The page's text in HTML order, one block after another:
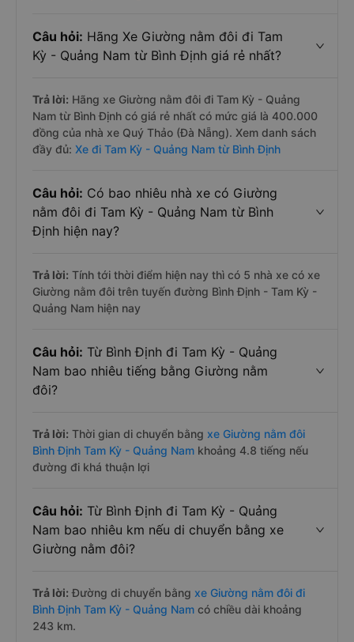
Câu hỏi: Hãng Xe Giường nằm đôi đi Tam
Kỳ - Quảng Nam từ Bình Định giá rẻ nhất?
Trả lời: Hãng xe Giường nằm đôi đi Tam Kỳ - Quảng
Nam từ Bình Định có giá rẻ nhất có mức giá là 400.000
đồng của nhà xe Quý Thảo (Đà Nẵng). Xem danh sách
đầy đủ: Xe đi Tam Kỳ - Quảng Nam từ Bình Định
Câu hỏi: Có bao nhiêu nhà xe có Giường
nằm đôi đi Tam Kỳ - Quảng Nam từ Bình
Định hiện nay?
Trả lời: Tính tới thời điểm hiện nay thì có 5 nhà xe có xe
Giường nằm đôi trên tuyến đường Bình Định - Tam Kỳ -
Quảng Nam hiện nay
Câu hỏi: Từ Bình Định đi Tam Kỳ - Quảng
Nam bao nhiêu tiếng bằng Giường nằm
đôi?
Trả lời: Thời gian di chuyển bằng xe Giường nằm đôi
Bình Định Tam Kỳ - Quảng Nam khoảng 4.8 tiếng nếu
đường đi khá thuận lợi
Câu hỏi: Từ Bình Định đi Tam Kỳ - Quảng
Nam bao nhiêu km nếu di chuyển bằng xe
Giường nằm đôi?
Trả lời: Đường di chuyển bằng xe Giường nằm đôi đi
Bình Định Tam Kỳ - Quảng Nam có chiều dài khoảng
243 km.